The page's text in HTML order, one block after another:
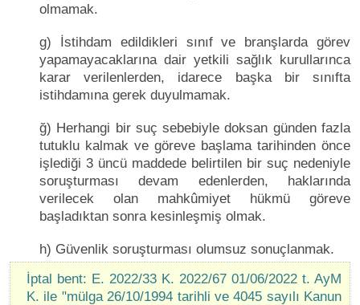
olmamak.
g) İstihdam edildikleri sınıf ve branşlarda görev
yapamayacaklarına dair yetkili sağlık kurullarınca
karar verilenlerden, idarece başka bir sınıfta
istihdamına gerek duyulmamak.
ğ) Herhangi bir suç sebebiyle doksan günden fazla
tutuklu kalmak ve göreve başlama tarihinden önce
işlediği 3 üncü maddede belirtilen bir suç nedeniyle
soruşturması devam edenlerden, haklarında
verilecek olan mahkûmiyet hükmü göreve
başladıktan sonra kesinleşmiş olmak.
h) Güvenlik soruşturması olumsuz sonuçlanmak.
İptal bent: E. 2022/33 K. 2022/67 01/06/2022 t. AyM
K. ile "mülga 26/10/1994 tarihli ve 4045 sayılı Kanun